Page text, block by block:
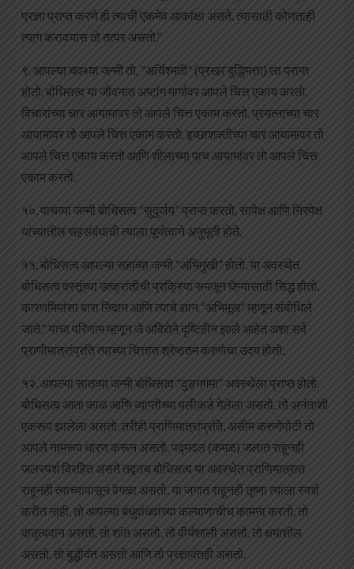
प्रज्ञा प्राप्त करणे ही त्याची एकमेव आकांक्षा असते. त्यासाठी कोणताही
त्याग करावयास तो तत्पर असतो.”
९. आपल्या चवथ्या जन्मी तो, “अर्चिश्मती” (प्रखर बुद्धिमत्ता) ला प्राप्त
होतो. बोधिसत्व या जीवनात अष्टांग मार्गावर आपले चित्त एकाय करतो.
विचारांच्या चार आयामावर तो आपले चित्त एकाम करतो. प्रयत्नाच्या चार
आयामावर तो आपले चित्त एकाम करतो. इच्छाशक्तीच्या चार आयामावर तो
आपले चित्त एकाय करतो आणि शीलाच्या पाच आयामांवर तो आपले चित्त
एकाम करतो.
१०. पाचव्या जन्मी बोधिसत्व “सुदुर्जय” प्राप्त करतो. सापेक्ष आणि निरपेक्ष
यांच्यातील सहसंबंधाची त्याला पूर्णत्वाने अनुभूती होते.
११. बोधिसत्व आपल्या सहाव्या जन्मी “अभिमुखी” होतो. या अवस्थेत
बोधिसत्व वस्तूंच्या उत्क्रांतीची प्रक्रिया समजून घेण्यासाठी सिद्ध होतो.
कारणमिमांसा बारा निदान आणि त्याचे ज्ञान “अभिमूख” म्हणून संबोधिले
जाते.” याचा परिणाम म्हणून जे अविद्येने दृष्टिहीन झाले आहेत अशा सर्व
प्राणीमात्रांप्रति त्याच्या चित्तात श्रेष्ठतम करुणेचा उदय होतो.
१२. आपल्या सातव्या जन्मी बोधिसत्व “दुङ्गगमा” अवस्थेला प्राप्त होतो.
बोधिसत्व आता काळ आणि व्याप्तीच्या पलीकडे गेलेला असतो. तो अनंताशी
एकरूप झालेला असतो. तरीही प्राणिमात्रांप्रति, असीम करुणेपोटी तो
आपले नामरूप धारण करून असतो. पद्मदल (कमळ) जलात राहूनही
जलस्पर्श विरहित असते तद्वतच बोधिसत्व या अवस्थेत प्राणिमात्रात
राहूनही त्याच्यापासून वेगळा असतो. या जगात राहूनही तृष्णा त्याला स्पर्श
करीत नाही, तो आपल्या बंधुवांधवांच्या कल्याणाचीच कामना करतो. तो
दातृत्ववान असतो. तो शांत असतो. तो वीर्यशाली असतो. तो क्षमाशील
असतो. तो बुद्धीवंत असतो आणि तो प्रज्ञावंतही असतो.